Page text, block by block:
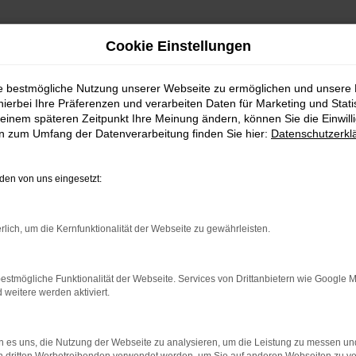
ein nahezu neues Fahrzeug zu einem attraktiven Preis
jedoch mit erheblichen Preisvorteilen. Als Ihr VW Autohaus
Fahrzeug für Ihre Bedürfnisse zu finden.
Entscheidung ist. Daher bieten wir bei Autohaus Mothor
des gesamten Kaufprozesses, um sicherzustellen, dass Sie
ein Fahrzeug mit minimaler Laufleistung zu fahren, das
Cookie Einstellungen
bestmögliche Nutzung unserer Webseite zu ermöglichen und unsere
Ihre Präferenzen und verarbeiten Daten für Marketing und
späteren Zeitpunkt Ihre Meinung ändern, können Sie die
zum Umfang der Datenverarbeitung finden Sie hier:
von uns eingesetzt:
um die Kernfunktionalität der Webseite zu gewährleisten.
Funktionalität der Webseite. Services von Drittanbietern wie Google
weitere werden aktiviert.
es uns, die Nutzung der Webseite zu analysieren, um die Leistung zu messen